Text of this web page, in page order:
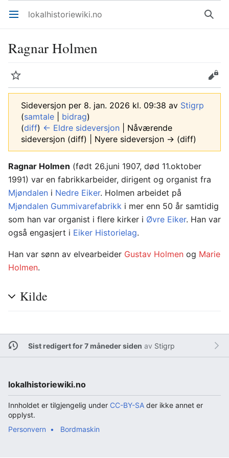
Åpne hovedmenyen lokalhistoriewiki.no Søk
Ragnar Holmen
Overvåk Rediger
Sideversjon per 8. jan. 2026 kl. 09:38 av Stigrp
(samtale bidrag)
(diff) ← Eldre sideversjon | Nåværende
sideversjon (diff) | Nyere sideversjon → (diff)
Ragnar Holmen (født 26.juni 1907, død 11.oktober
1991) var en fabrikkarbeider, dirigent og organist fra
Mjøndalen i Nedre Eiker. Holmen arbeidet på
Mjøndalen Gummivarefabrikk i mer enn 50 år samtidig
som han var organist i flere kirker i Øvre Eiker. Han var
også engasjert i Eiker Historielag.
Han var sønn av elvearbeider Gustav Holmen og Marie
Holmen.
Kilde
Sist redigert for 7 måneder siden av Stigrp
lokalhistoriewiki.no
Innholdet er tilgjengelig under CC-BY-SA der ikke annet er
opplyst.
Personvern
Bordmaskin